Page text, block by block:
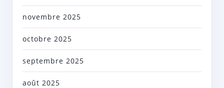
novembre 2025
octobre 2025
septembre 2025
août 2025